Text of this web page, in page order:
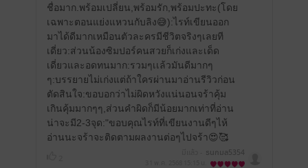
ชื่อมาก.พร้อมเปลี่ยน,พร้อมรัก,พร้อมปะทะ(โดย
เฉพาะตอนแย่งแหวนกับลิง😅):ไรท์เขียนออก
มาได้ดีมากเหมือนตัวละครมีชีวิตจริงๆเลยที
เดี่ยว:ส่วนน้องซิมปอร์คนสวยก็เก่งและเด็ด
เดี่ยวและอดทนมาก:รวมๆเเล้วมันดีมากๆ
ๆ:บรรยายไม่เก่งแต่ถ้าใครผ่านมาอ่านรีวิวก่อน
ตัดสินใจ:ขอบอกว่าไม่ผิดหวังแน่นอนจร้าคุ้ม
เกินคุ้มมากๆๆ,ส่วนคำผิดก็มีน้อยมากเท่าที่อ่าน
น่าจะมี2-3จุด:"ขอบคุณไรท์ที่เขียนงานดีๆไห้
อ่านนะจร้าจะติดตามผลงานต่อๆไปจร้า😍🥰
ธนกมล5354